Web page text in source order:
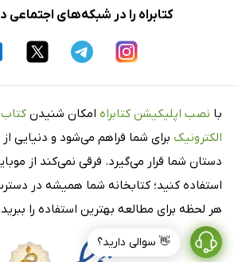
👋 سوالی دارید؟
کتابراه را در شبکه‌های اجتماعی
با نصب اپلیکیشن کتابراه امکان شنیدن
الکترونیک برای شما فراهم می‌شود و دنیایی از
دستان شما قرار می‌گیرد. فرقی نمی‌کند از
استفاده کنید؛ کتابخانه شما همیشه در
هر لحظه برای مطالعه بهترین استفاده را